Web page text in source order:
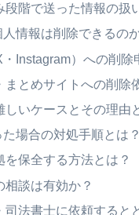
段階で送った情報の扱
情報は削除できるの
Instagram）への削除
まとめサイトへの削除
しいケースとその理由
場合の対処手順とは？
を保全する方法とは？
相談は有効か？
司法書士に依頼すると